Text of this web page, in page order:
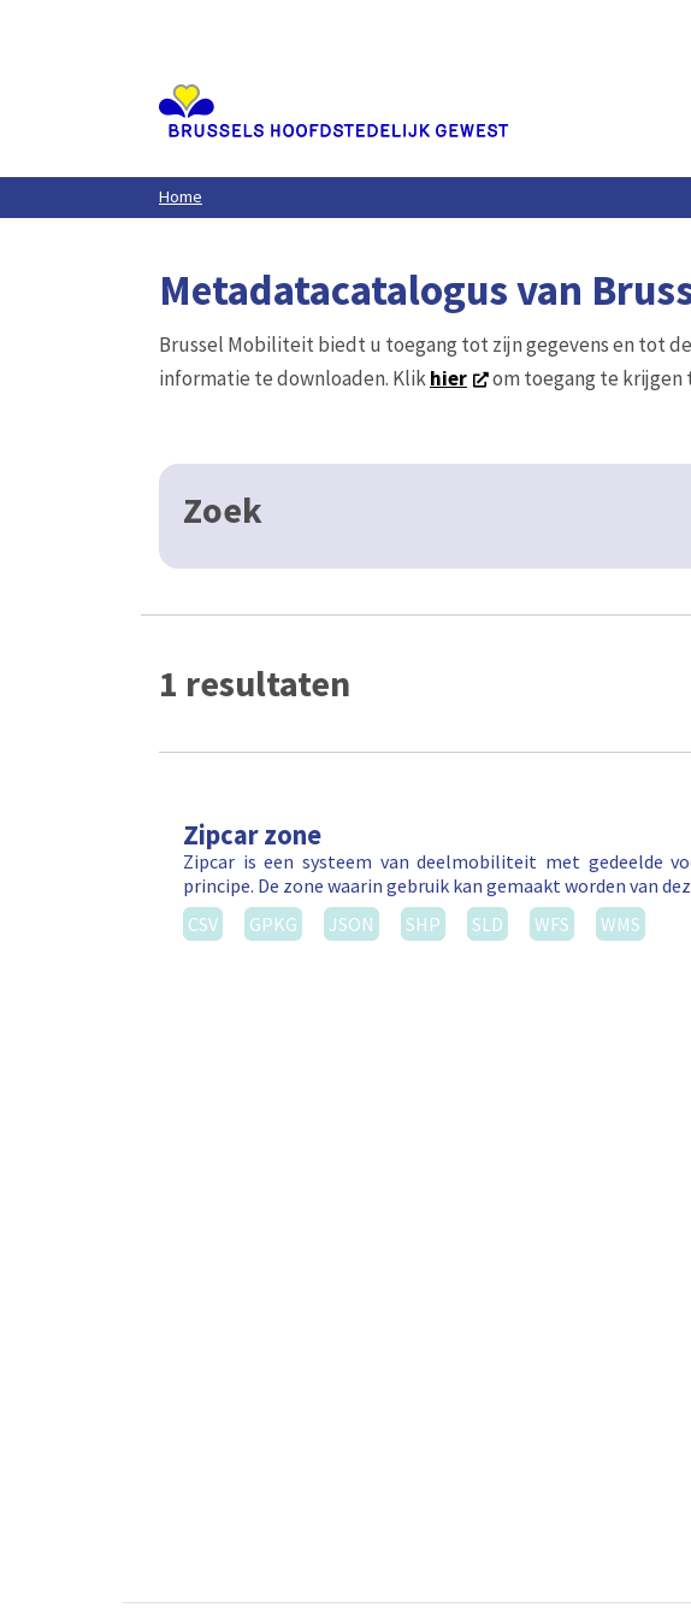
Home
Metadatacatalogus van
Brussel Mobiliteit biedt u toegang tot zijn gegevens en tot
informatie te downloaden. Klikhier om toegang te
Zoek
1 resultaten
Zipcar zone
Zipcar is een systeem van deelmobiliteit met gedeelde
principe. De zone waarin gebruik kan gemaakt worden van
CSV
GPKG JSON SHP SLD WFS WMS